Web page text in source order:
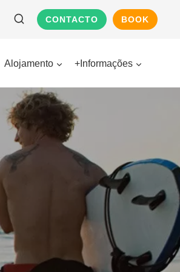
CONTACTO BOOK
Alojamento +Informações